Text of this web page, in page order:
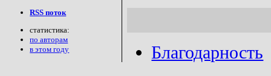
RSS поток
статистика:
по авторам
в этом году
Благодарность